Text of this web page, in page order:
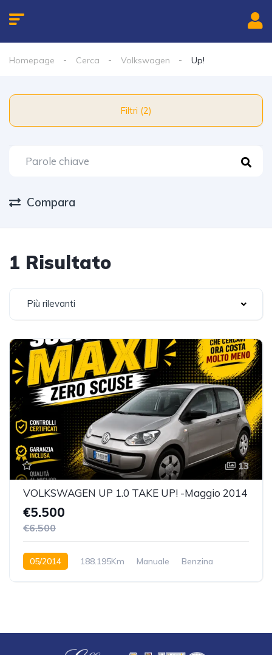
Homepage Cerca Volkswagen Up!
Filtri (2)
Compara
1 Risultato
Più rilevanti
13
VOLKSWAGEN UP 1.0 TAKE UP! -Maggio 2014
€5.500
€6.500
05/2014 188.195Km Manuale
Benzina